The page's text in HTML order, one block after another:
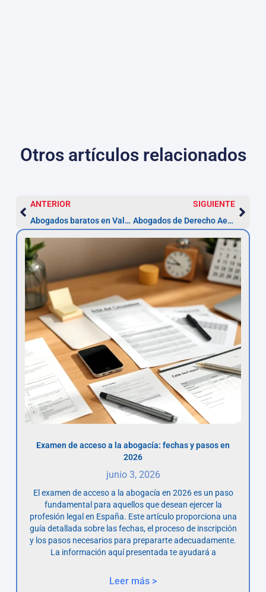
Otros artículos relacionados
ANTERIOR
Abogados baratos en Valladolid – Asesor.Legal
SIGUIENTE
Abogados de Derecho Aeroespacial en Jaén
Examen de acceso a la abogacía: fechas y pasos en
2026
junio 3, 2026
El examen de acceso a la abogacía en 2026 es un paso
fundamental para aquellos que desean ejercer la
profesión legal en España. Este artículo proporciona una
guía detallada sobre las fechas, el proceso de inscripción
y los pasos necesarios para prepararte adecuadamente.
La información aquí presentada te ayudará a
Leer más >